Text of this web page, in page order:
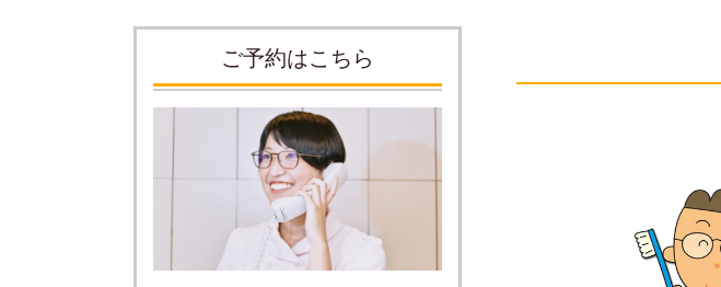
ご予約はこちら